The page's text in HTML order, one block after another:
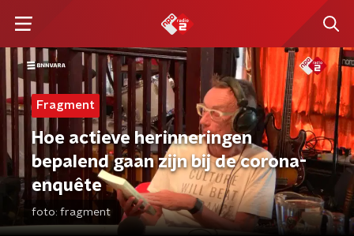
Fragment
Hoe actieve herinneringen
bepalend gaan zijn bij de corona-
enquête
foto: fragment